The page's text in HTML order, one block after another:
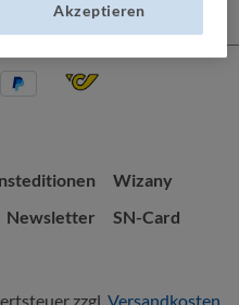
Wizany
Newsletter SN-Card
zzgl.Versandkosten
Akzeptieren